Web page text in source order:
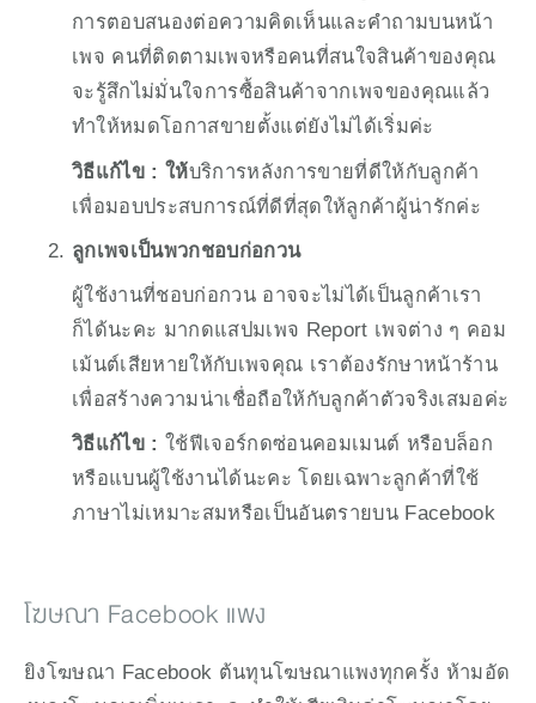
การตอบสนองต่อความคิดเห็นและคำถามบนหน้า
เพจ คนที่ติดตามเพจหรือคนที่สนใจสินค้าของคุณ
จะรู้สึกไม่มั่นใจการซื้อสินค้าจากเพจของคุณแล้ว
ทำให้หมดโอกาสขายตั้งแต่ยังไม่ได้เริ่มค่ะ
วิธีแก้ไข : ให้บริการหลังการขายที่ดีให้กับลูกค้า
เพื่อมอบประสบการณ์ที่ดีที่สุดให้ลูกค้าผู้น่ารักค่ะ
ลูกเพจเป็นพวกชอบก่อกวน
ผู้ใช้งานที่ชอบก่อกวน อาจจะไม่ได้เป็นลูกค้าเรา
ก็ได้นะคะ มากดแสปมเพจ Report เพจต่าง ๆ คอม
เม้นต์เสียหายให้กับเพจคุณ เราต้องรักษาหน้าร้าน
เพื่อสร้างความน่าเชื่อถือให้กับลูกค้าตัวจริงเสมอค่ะ
วิธีแก้ไข : ใช้ฟีเจอร์กดซ่อนคอมเมนต์ หรือบล็อก
หรือแบนผู้ใช้งานได้นะคะ โดยเฉพาะลูกค้าที่ใช้
ภาษาไม่เหมาะสมหรือเป็นอันตรายบน Facebook
โฆษณา Facebook แพง
ยิงโฆษณา Facebook ต้นทุนโฆษณาแพงทุกครั้ง ห้ามอัด